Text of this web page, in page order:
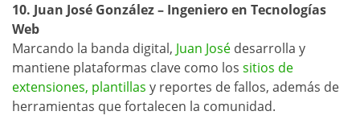
10. Juan José González – Ingeniero en Tecnologías
Web
Marcando la banda digital, Juan José desarrolla y
mantiene plataformas clave como los sitios de
extensiones, plantillas y reportes de fallos, además de
herramientas que fortalecen la comunidad.